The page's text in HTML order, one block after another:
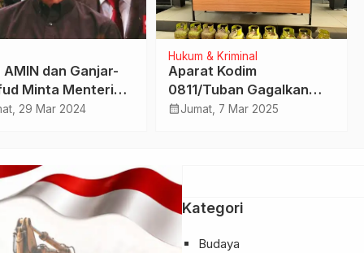
AMIN dan Ganjar-
Minta Menteri
Jadi Saksi di
29 Mar 2024
Hukum & Kriminal
Aparat Kodim
0811/Tuban Gagalkan
Penyeludupan LPG
calendar_monthJumat, 7 Mar 2025
Kategori
Budaya